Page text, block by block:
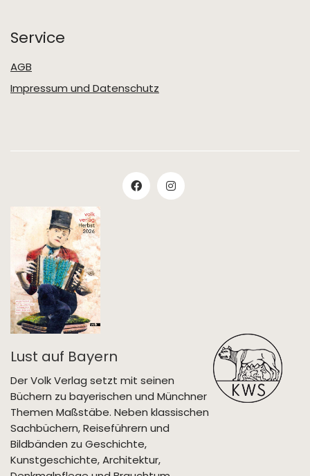
Service
AGB
Impressum und Datenschutz
Lust auf Bayern
Der Volk Verlag setzt mit seinen
Büchern zu bayerischen und Münchner
Themen Maßstäbe. Neben klassischen
Sachbüchern, Reiseführern und
Bildbänden zu Geschichte,
Kunstgeschichte, Architektur,